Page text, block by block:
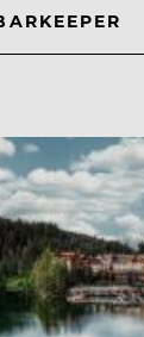
DE RANG / BARKEEPER